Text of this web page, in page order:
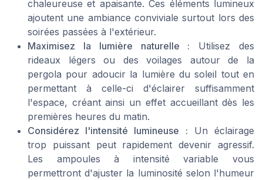
chaleureuse et apaisante. Ces éléments lumineux
ajoutent une ambiance conviviale surtout lors des
soirées passées à l'extérieur.
Maximisez la lumière naturelle : Utilisez des
rideaux légers ou des voilages autour de la
pergola pour adoucir la lumière du soleil tout en
permettant à celle-ci d'éclairer suffisamment
l'espace, créant ainsi un effet accueillant dès les
premières heures du matin.
Considérez l'intensité lumineuse : Un éclairage
trop puissant peut rapidement devenir agressif.
Les ampoules à intensité variable vous
permettront d'ajuster la luminosité selon l'humeur